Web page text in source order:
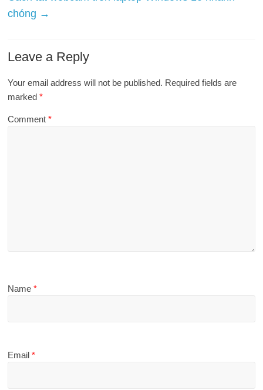
chóng →
Leave a Reply
Your email address will not be published. Required fields are
marked*
Comment*
Name*
Email*